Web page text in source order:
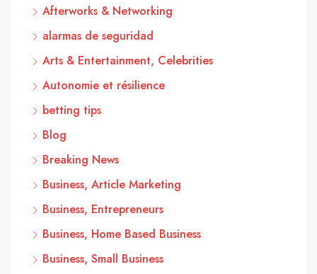
Afterworks & Networking
alarmas de seguridad
Arts & Entertainment, Celebrities
Autonomie et résilience
betting tips
Blog
Breaking News
Business, Article Marketing
Business, Entrepreneurs
Business, Home Based Business
Business, Small Business